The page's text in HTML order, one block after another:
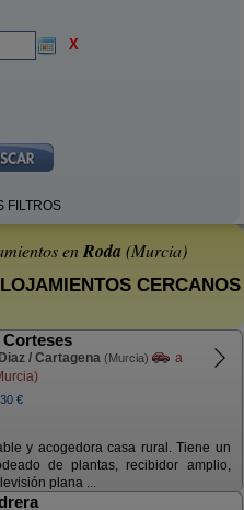
X
FILTROS
enRoda (Murcia)
CERCANOS
/ Cartagena (Murcia)
a
30 €
y acogedora casa rural. Tiene un
de plantas, recibidor amplio,
plana ...